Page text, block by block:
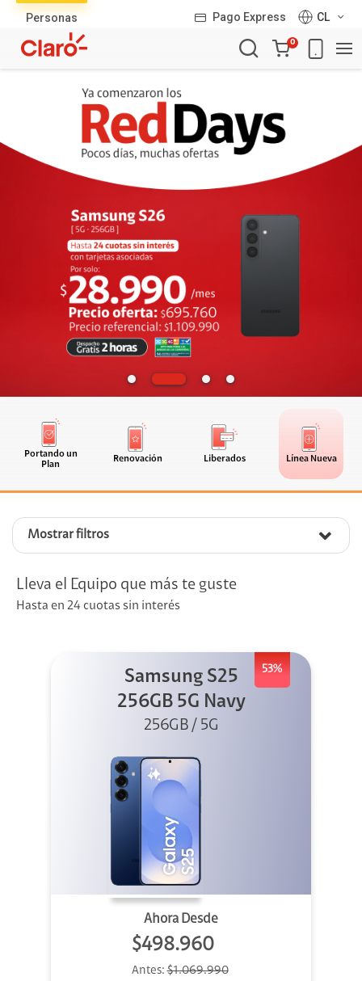
Personas Pago Express
CL
Carro
de
0
Portando un
Plan
Renovación Liberados Línea Nueva
Mostrar filtros
productos
Lleva el Equipo que más te guste
Hasta en 24 cuotas sin interés
53%
Samsung S25
256GB 5G Navy
256GB / 5G
Ahora Desde
$498.960
Antes:$1.069.990